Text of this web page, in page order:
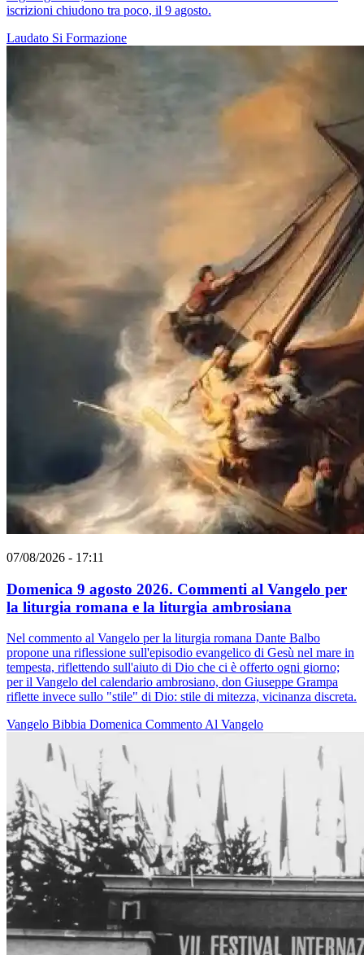
iscrizioni chiudono tra poco, il 9 agosto.
Laudato Si Formazione
07/08/2026 - 17:11
Domenica 9 agosto 2026. Commenti al Vangelo per
la liturgia romana e la liturgia ambrosiana
Nel commento al Vangelo per la liturgia romana Dante Balbo
propone una riflessione sull'episodio evangelico di Gesù nel mare in
tempesta, riflettendo sull'aiuto di Dio che ci è offerto ogni giorno;
per il Vangelo del calendario ambrosiano, don Giuseppe Grampa
riflette invece sullo "stile" di Dio: stile di mitezza, vicinanza discreta.
Vangelo Bibbia Domenica Commento Al Vangelo